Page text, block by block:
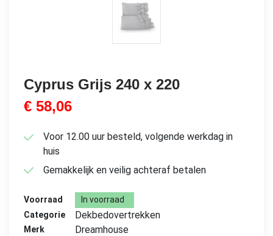
Cyprus Grijs 240 x 220
€ 58,06
Voor 12.00 uur besteld, volgende werkdag in
huis
Gemakkelijk en veilig achteraf betalen
Voorraad
In voorraad
Categorie
Dekbedovertrekken
Merk Dreamhouse